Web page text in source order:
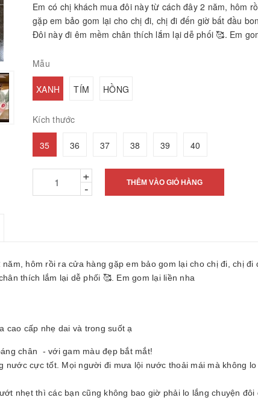
Em có chị khách mua đôi này từ cách đây 2 năm, hôm
gặp em bảo gom lại cho chị đi, chị đi đến giờ bất đầu
Đôi này đi êm mềm chân thích lắm lại dễ phối 🥰. Em
Mẫu
XANH TÍM HỒNG
Kích thước
35 36 37 38 39 40
+
- THÊM VÀO GIỎ HÀNG
hôm rồi ra cửa hàng gặp em bảo gom lại cho chị đi, chị đi
thích lắm lại dễ phối 🥰. Em gom lại liền nha
cao cấp nhẹ dai và trong suốt ạ
chân - với gam màu đẹp bắt mắt!
cực tốt. Mọi người đi mưa lội nước thoải mái mà không lo
nhẹt thì các bạn cũng không bao giờ phải lo lắng chuyện đôi